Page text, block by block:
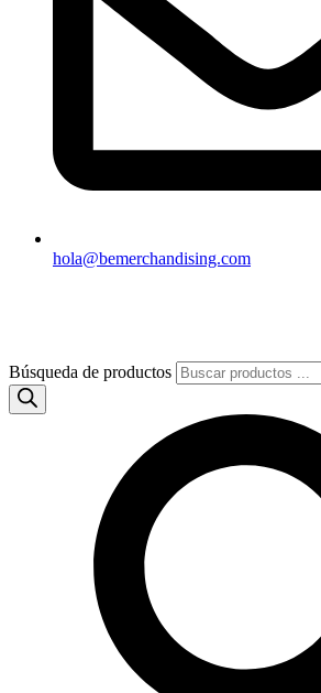
hola@bemerchandising.com
Búsqueda de productos